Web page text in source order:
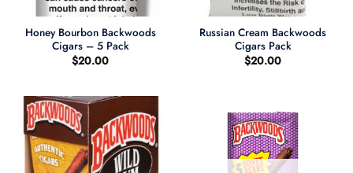
Honey Bourbon Backwoods
Cigars – 5 Pack
$20.00
Russian Cream Backwoods
Cigars Pack
$20.00